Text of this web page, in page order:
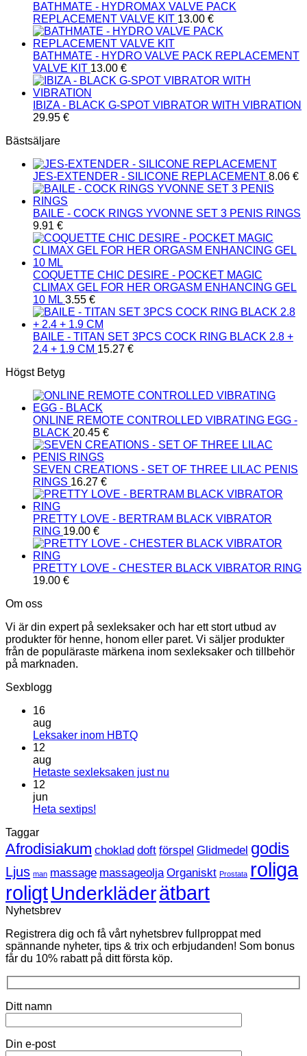
BATHMATE - HYDROMAX VALVE PACK
REPLACEMENT VALVE KIT 13.00 €
BATHMATE - HYDRO VALVE PACK REPLACEMENT
VALVE KIT 13.00 €
IBIZA - BLACK G-SPOT VIBRATOR WITH VIBRATION
29.95 €
Bästsäljare
JES-EXTENDER - SILICONE REPLACEMENT 8.06 €
BAILE - COCK RINGS YVONNE SET 3 PENIS RINGS
9.91 €
COQUETTE CHIC DESIRE - POCKET MAGIC
CLIMAX GEL FOR HER ORGASM ENHANCING GEL
10 ML 3.55 €
BAILE - TITAN SET 3PCS COCK RING BLACK 2.8 +
2.4 + 1.9 CM 15.27 €
Högst Betyg
ONLINE REMOTE CONTROLLED VIBRATING EGG -
BLACK 20.45 €
SEVEN CREATIONS - SET OF THREE LILAC PENIS
RINGS 16.27 €
PRETTY LOVE - BERTRAM BLACK VIBRATOR
RING 19.00 €
PRETTY LOVE - CHESTER BLACK VIBRATOR RING
19.00 €
Om oss
Vi är din expert på sexleksaker och har ett stort utbud av
produkter för henne, honom eller paret. Vi säljer produkter
från de populäraste märkena inom sexleksaker och tillbehör
på marknaden.
Sexblogg
16
aug
Leksaker inom HBTQInga
Leksaker
12
aug
Hetaste sexleksaken just nu
12
jun
Heta sextips!
Heta
sextips!
Taggar
Afrodisiakum choklad doft förspel Glidmedel godis
Ljus man massage massageolja Organiskt Prostata roliga
roligtUnderkläderätbart
Nyhetsbrev
Registrera dig och få vårt nyhetsbrev fullproppat med
spännande nyheter, tips & trix och erbjudanden! Som bonus
får du 10% rabatt på ditt första köp.
Ditt namn
Din e-post